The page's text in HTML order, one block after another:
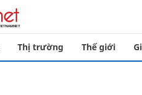
Thị trường Thế giới